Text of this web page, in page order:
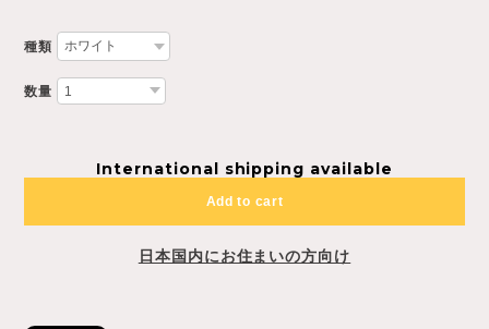
種類
数量
International shipping available
Add to cart
日本国内にお住まいの方向け